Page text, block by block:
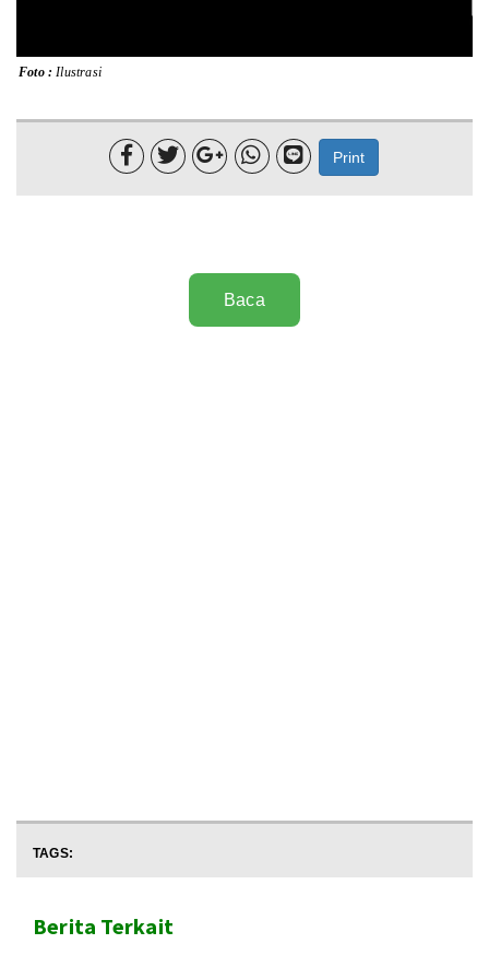
Foto : Ilustrasi
     Print
Baca
TAGS:
Berita Terkait